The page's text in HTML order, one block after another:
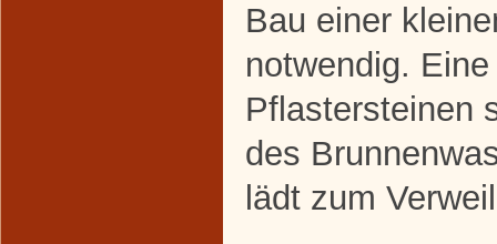
Bau einer
notwendig.
Pflastersteinen
des
lädt zum